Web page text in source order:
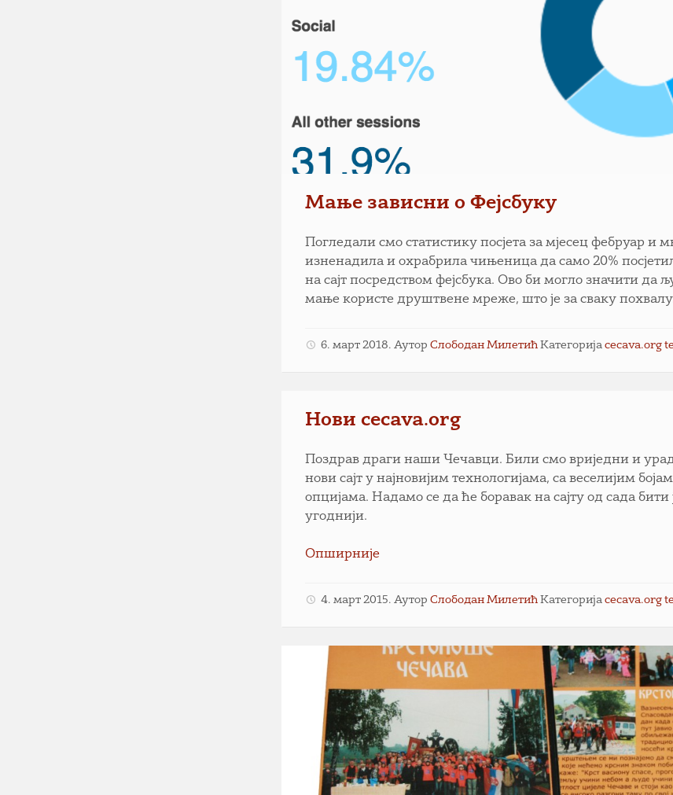
Мање зависни о Фејсбуку
Погледали смо статистику посјета за мјесец фебруар и
изненадила и охрабрила чињеница да само 20%
на сајт посредством фејсбука. Ово би могло значити да
мање користе друштвене мреже, што је за сваку
6. март 2018. АуторСлободан Милетић Категоријаcecava.org
Нови cecava.org
Поздрав драги наши Чечавци. Били смо вриједни и
нови сајт у најновијим технологијама, са веселијим
опцијама. Надамо се да ће боравак на сајту од сада бити
угоднији.
Опширније
4. март 2015. АуторСлободан Милетић Категоријаcecava.org